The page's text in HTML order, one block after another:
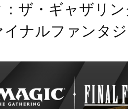
：ザ・ギャザリ
ナルファンタジ